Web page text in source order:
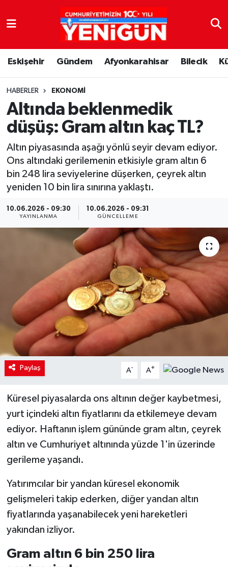
Eskişehir Gündem Afyonkarahisar Bilecik
HABERLER EKONOMI
Altında beklenmedik
düşüş: Gram altın kaç TL?
Altın piyasasında aşağı yönlü seyir devam ediyor.
Ons altındaki gerilemenin etkisiyle gram altın 6
bin 248 lira seviyelerine düşerken, çeyrek altın
yeniden 10 bin lira sınırına yaklaştı.
10.06.2026 - 09:30
YAYINLANMA
10.06.2026 - 09:31
GÜNCELLEME
Paylaş A- A+
Küresel piyasalarda ons altının değer kaybetmesi,
yurt içindeki altın fiyatlarını da etkilemeye devam
ediyor. Haftanın işlem gününde gram altın, çeyrek
altın ve Cumhuriyet altınında yüzde 1'in üzerinde
gerileme yaşandı.
Yatırımcılar bir yandan küresel ekonomik
gelişmeleri takip ederken, diğer yandan altın
fiyatlarında yaşanabilecek yeni hareketleri
yakından izliyor.
Gram altın 6 bin 250 lira
Nöbetçi Eczaneler
Hava Durumu
Trafik Durumu
Süper Lig Puan Durumu ve Fikstür
Tüm Manşetler
Son Dakika Haberleri